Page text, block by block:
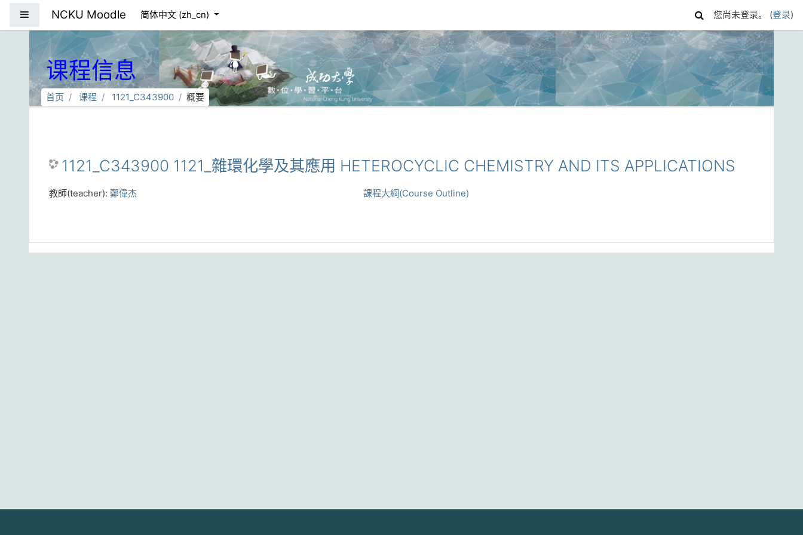
停靠面板NCKU Moodle 简体中文 ‎(zh_cn)‎ 您尚未登录。 (登录)
课程信息
首页 课程 1121_C343900 概要
1121_C343900 1121_雜環化學及其應用 HETEROCYCLIC CHEMISTRY AND ITS APPLICATIONS
課程大綱(Course Outline)
教師(teacher): 鄭偉杰